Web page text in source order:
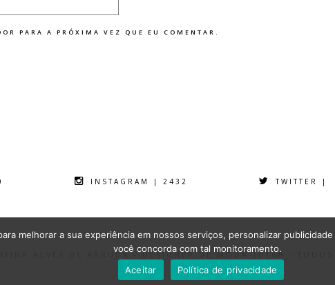
PARA A PRÓXIMA VEZ QUE EU COMENTAR.
INSTAGRAM | 2432 TWITTER |
ALVES DE ARRUDA - DESIGNER DE MODA 2016® - TODOS
melhorar a sua experiência em nossos serviços, personalizar
você concorda com tal monitoramento.
Aceitar
Política de privacidade